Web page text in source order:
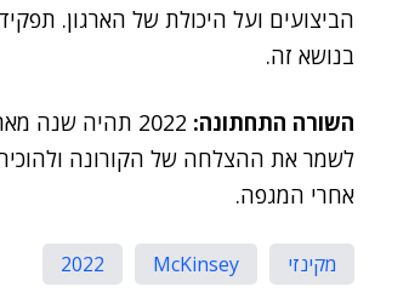
הביצועים ועל היכולת של הארגון.
בנושא זה.
השורה התחתונה:
לשמר את ההצלחה של הקורונה
אחרי המגפה.
מקינזי McKinsey
2022